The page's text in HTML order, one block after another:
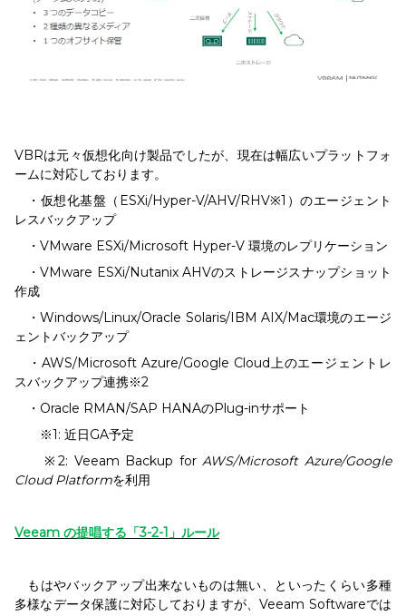
VBRは元々仮想化向け製品でしたが、現在は幅広いプラットフォ
ームに対応しております。
・仮想化基盤（ESXi/Hyper-V/AHV/RHV※1）のエージェント
レスバックアップ
・VMware ESXi/Microsoft Hyper-V 環境のレプリケーション
・VMware ESXi/Nutanix AHVのストレージスナップショット
作成
・Windows/Linux/Oracle Solaris/IBM AIX/Mac環境のエージ
ェントバックアップ
・AWS/Microsoft Azure/Google Cloud上のエージェントレ
スバックアップ連携※2
・Oracle RMAN/SAP HANAのPlug-inサポート
※1: 近日GA予定
※2: Veeam Backup forAWS/Microsoft Azure/Google
Cloud Platformを利用
Veeam の提唱する「3-2-1」ルール
もはやバックアップ出来ないものは無い、といったくらい多種
多様なデータ保護に対応しておりますが、Veeam Softwareでは